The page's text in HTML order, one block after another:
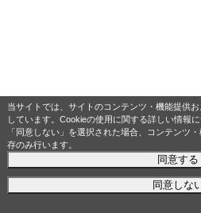
当サイトでは、サイトのコンテンツ・機能提供
しています。Cookieの使用に関する詳しい情報
「同意しない」を選択された場合、コンテンツ
存のみ行います。
同意する
同意しな